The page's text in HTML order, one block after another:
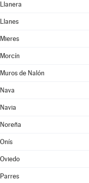
Llanera
Llanes
Mieres
Morcín
Muros de Nalón
Nava
Navia
Noreña
Onís
Oviedo
Parres